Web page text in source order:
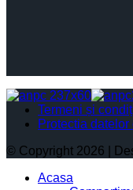
Termeni și
Protectia datelor
© Copyright 2026 |
Acasa